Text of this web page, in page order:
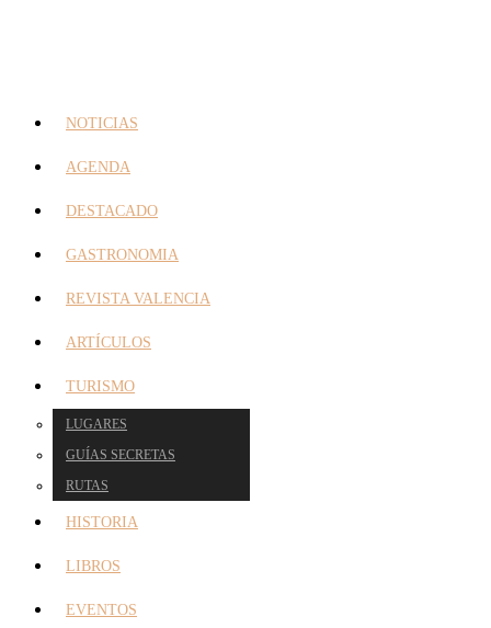
NOTICIAS
AGENDA
DESTACADO
GASTRONOMIA
REVISTA VALENCIA
ARTÍCULOS
TURISMO
LUGARES
GUÍAS SECRETAS
RUTAS
HISTORIA
LIBROS
EVENTOS